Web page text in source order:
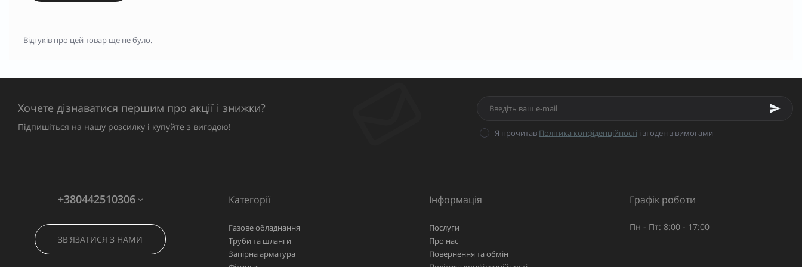
Відгуків про цей товар ще не було.
Хочете дізнаватися першим про акції і знижки?
Підпишіться на нашу розсилку і купуйте з вигодою!
Я прочитав Політика конфіденційності і згоден з вимогами
+380442510306
ЗВ'ЯЗАТИСЯ З НАМИ
Категорії
Газове обладнання
Труби та шланги
Запірна арматура
Інформація
Послуги
Про нас
Повернення та обмін
Графік роботи
Пн - Пт: 8:00 - 17:00